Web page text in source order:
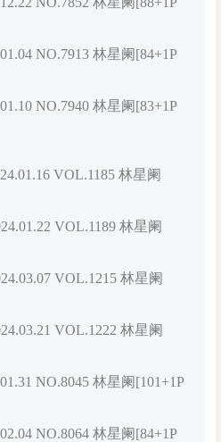
NO.7913 林星阑[84+1P
NO.7940 林星阑[83+1P
VOL.1185 林星阑
VOL.1189 林星阑
VOL.1215 林星阑
VOL.1222 林星阑
NO.8045 林星阑[101+1P
NO.8064 林星阑[84+1P